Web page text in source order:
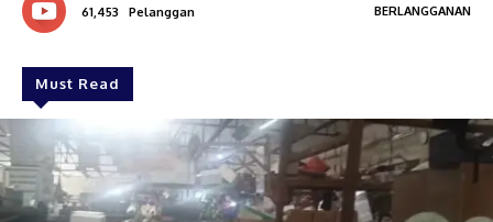
61,453 Pelanggan BERLANGGANAN
Must Read